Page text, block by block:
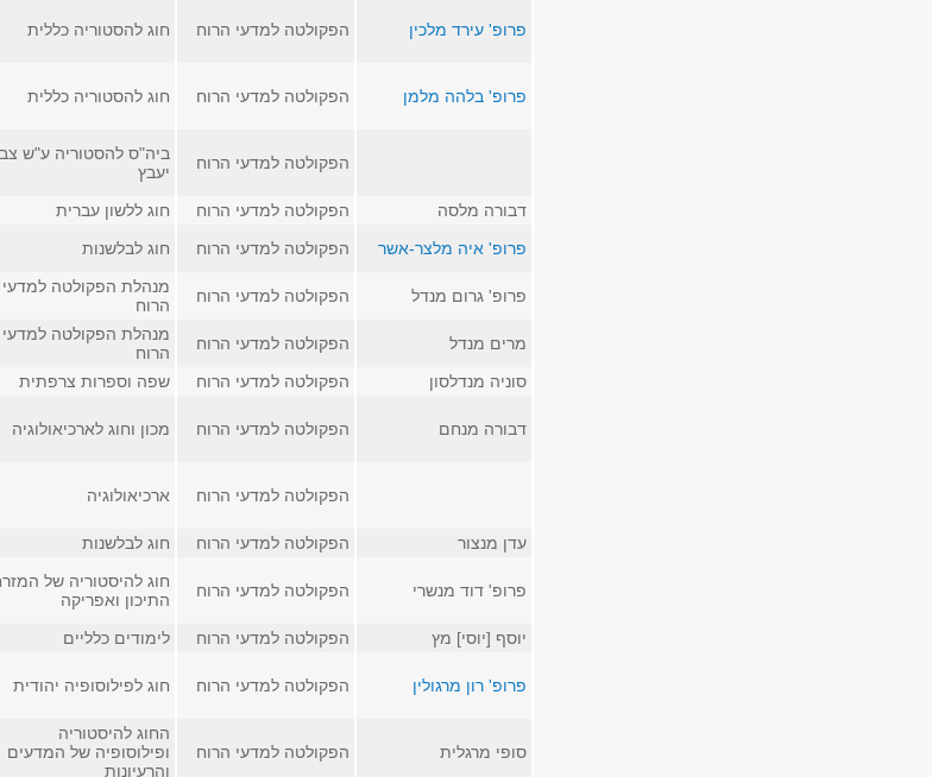
פרופ' עירד מלכין הפקולטה למדעי הרוח חוג להסטוריה כללית
פרופ' בלהה מלמן הפקולטה למדעי הרוח חוג להסטוריה כללית
הפקולטה למדעי הרוח
ביה"ס להסטוריה ע"ש
יעבץ
דבורה מלסה הפקולטה למדעי הרוח
חוג ללשון עברית
פרופ' איה מלצר-אשר
הפקולטה למדעי הרוח חוג לבלשנות
פרופ' גרום מנדל הפקולטה למדעי הרוח
מנהלת הפקולטה למדעי
הרוח
מרים מנדל הפקולטה למדעי הרוח
מנהלת הפקולטה למדעי
הרוח
סוניה מנדלסון
הפקולטה למדעי הרוח שפה וספרות צרפתית
דבורה מנחם הפקולטה למדעי הרוח מכון וחוג לארכיאולוגיה
הפקולטה למדעי הרוח ארכיאולוגיה
עדן מנצור הפקולטה למדעי הרוח חוג לבלשנות
פרופ' דוד מנשרי הפקולטה למדעי הרוח
חוג להיסטוריה של
התיכון ואפריקה
יוסף [יוסי] מץ הפקולטה למדעי הרוח לימודים כלליים
פרופ' רון מרגולין הפקולטה למדעי הרוח חוג לפילוסופיה יהודית
סופי מרגלית הפקולטה למדעי הרוח
החוג להיסטוריה
ופילוסופיה של המדעים
והרעיונות